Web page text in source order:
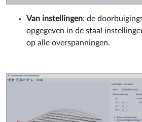
Van instellingen: de
opgegeven in de staal
op alle overspanningen.